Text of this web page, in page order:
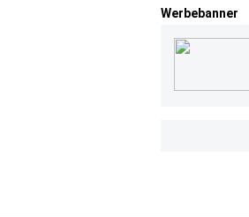
Werbebanner